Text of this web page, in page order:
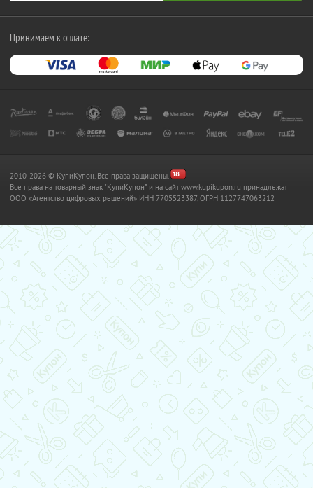
Принимаем к оплате:
2010-2026 © КупиКупон. Все права защищены.
Все права на товарный знак "КупиКупон" и на сайт www.kupikupon.ru принадлежат
OOO «Агентство цифровых решений» ИНН 7705523387, ОГРН 1127747063212